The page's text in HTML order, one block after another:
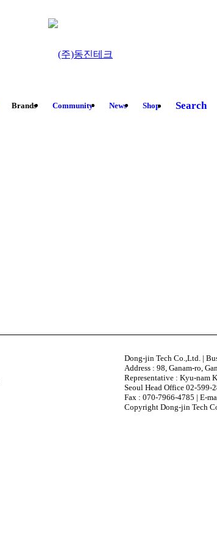
Brands Community News Shop Search
Dong-jin Tech Co.,Ltd. |
Address : 98, Ganam-ro,
Representative : Kyu-nam
Seoul Head Office 02-599-
Fax : 070-7966-4785 | E-
Copyright Dong-jin Tech